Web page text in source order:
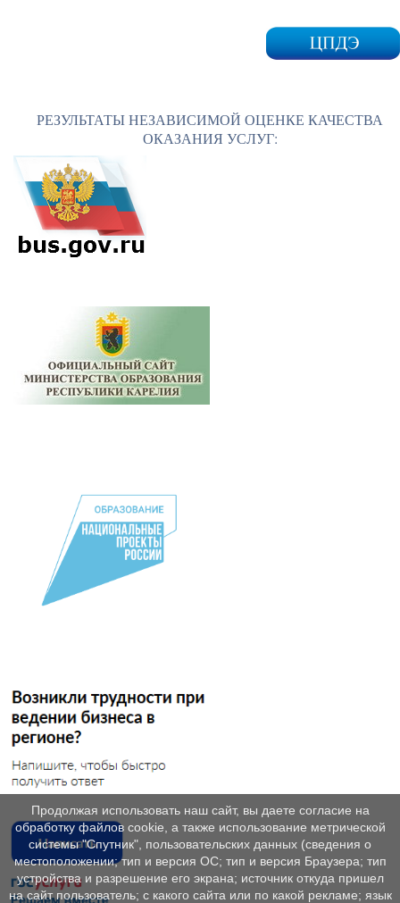
РЕЗУЛЬТАТЫ НЕЗАВИСИМОЙ ОЦЕНКЕ КАЧЕСТВА
ОКАЗАНИЯ УСЛУГ:
Продолжая использовать наш сайт, вы даете согласие на
обработку файлов cookie, а также использование метрической
системы "Спутник", пользовательских данных (сведения о
местоположении; тип и версия ОС; тип и версия Браузера; тип
устройства и разрешение его экрана; источник откуда пришел
на сайт пользователь; с какого сайта или по какой рекламе; язык